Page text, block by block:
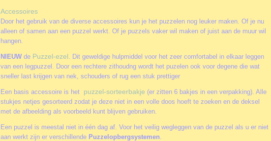
Accessoires
Door het gebruik van de diverse accessoires kun je het puzzelen nog leuker maken. Of je nu
alleen of samen aan een puzzel werkt. Of je puzzels vaker wil maken of juist aan de muur wil
hangen.
NIEUW de Puzzel-ezel. Dit geweldige hulpmiddel voor het zeer comfortabel in elkaar leggen
van een legpuzzel. Door een rechtere zithoudng wordt het puzelen ook voor degene die wat
sneller last krijgen van nek, schouders of rug een stuk prettiger
Een basis accessoire is het puzzel-sorteerbakje (er zitten 6 bakjes in een verpakking). Alle
stukjes netjes gesorteerd zodat je deze niet in een volle doos hoeft te zoeken en de deksel
met de afbeelding als voorbeeld kunt blijven gebruiken.
Een puzzel is meestal niet in één dag af. Voor het veilig wegleggen van de puzzel als u er niet
aan werkt zijn er verschillende Puzzelopbergsystemen.